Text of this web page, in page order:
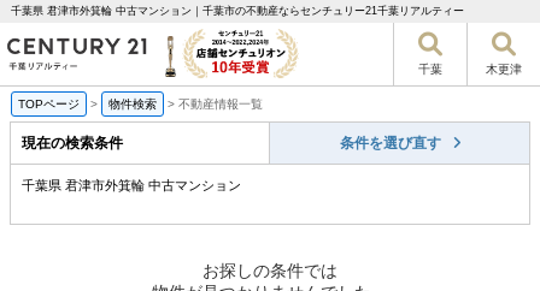
千葉県 君津市外箕輪 中古マンション｜千葉市の不動産ならセンチュリー21千葉リアルティー
千葉 木更津
TOPページ > 物件検索 > 不動産情報一覧
現在の検索条件 条件を選び直す
千葉県 君津市外箕輪 中古マンション
お探しの条件では